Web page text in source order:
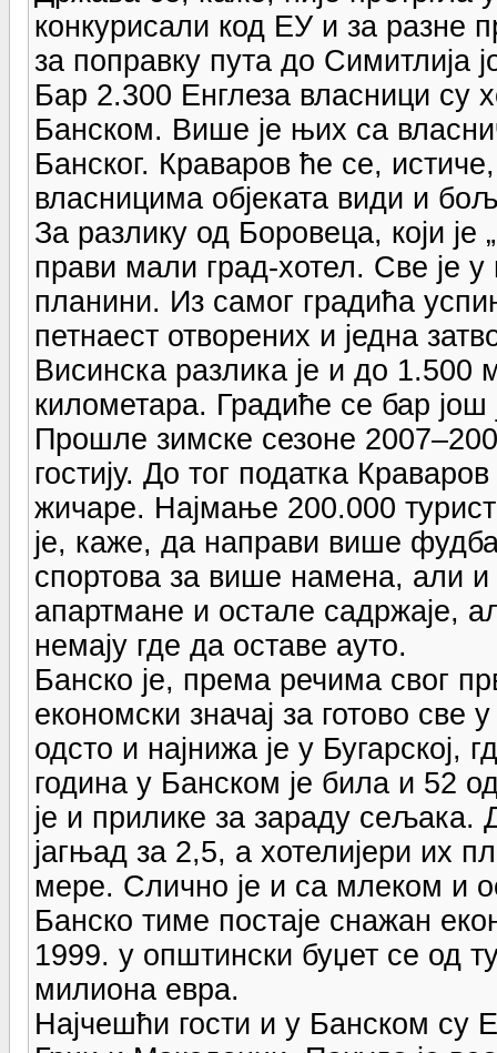
конкурисали код ЕУ и за разне
за поправку пута до Симитлија
Бар 2.300 Енглеза власници су
Банском. Више је њих са
Банског. Краваров ће се,
власницима објеката види и
За разлику од Боровеца, који је
прави мали град-хотел. Све је
планини. Из самог градића
петнаест отворених и једна
Висинска разлика је и до 1.500
километара. Градиће се бар
Прошле зимске сезоне
гостију. До тог податка
жичаре. Најмање 200.000
је, каже, да направи више
спортова за више намена, али
апартмане и остале садржаје,
немају где да оставе ауто.
Банско је, према речима свог
економски значај за готово све
одсто и најнижа је у
година у Банском је била и 52
је и прилике за зараду сељака.
јагњад за 2,5, а хотелијери их
мере. Слично је и са млеком и
Банско тиме постаје снажан
1999. у општински буџет се од
милиона евра.
Најчешћи гости и у Банском су